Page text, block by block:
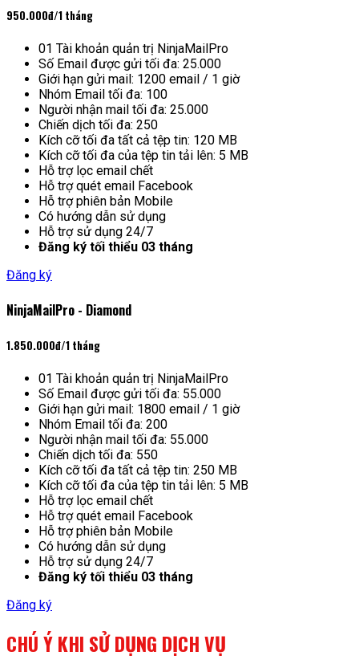
950.000đ/1 tháng
01 Tài khoản quản trị NinjaMailPro
Số Email được gửi tối đa: 25.000
Giới hạn gửi mail: 1200 email / 1 giờ
Nhóm Email tối đa: 100
Người nhận mail tối đa: 25.000
Chiến dịch tối đa: 250
Kích cỡ tối đa tất cả tệp tin: 120 MB
Kích cỡ tối đa của tệp tin tải lên: 5 MB
Hỗ trợ lọc email chết
Hỗ trợ quét email Facebook
Hỗ trợ phiên bản Mobile
Có hướng dẫn sử dụng
Hỗ trợ sử dụng 24/7
Đăng ký tối thiểu 03 tháng
Đăng ký
NinjaMailPro - Diamond
1.850.000đ/1 tháng
01 Tài khoản quản trị NinjaMailPro
Số Email được gửi tối đa: 55.000
Giới hạn gửi mail: 1800 email / 1 giờ
Nhóm Email tối đa: 200
Người nhận mail tối đa: 55.000
Chiến dịch tối đa: 550
Kích cỡ tối đa tất cả tệp tin: 250 MB
Kích cỡ tối đa của tệp tin tải lên: 5 MB
Hỗ trợ lọc email chết
Hỗ trợ quét email Facebook
Hỗ trợ phiên bản Mobile
Có hướng dẫn sử dụng
Hỗ trợ sử dụng 24/7
Đăng ký tối thiểu 03 tháng
Đăng ký
CHÚ Ý KHI SỬ DỤNG DỊCH VỤ